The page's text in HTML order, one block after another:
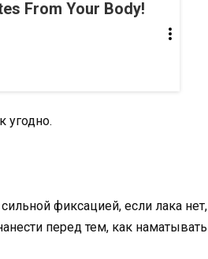
From Your Body!
угодно.
фиксацией, если лака нет,
перед тем, как наматывать